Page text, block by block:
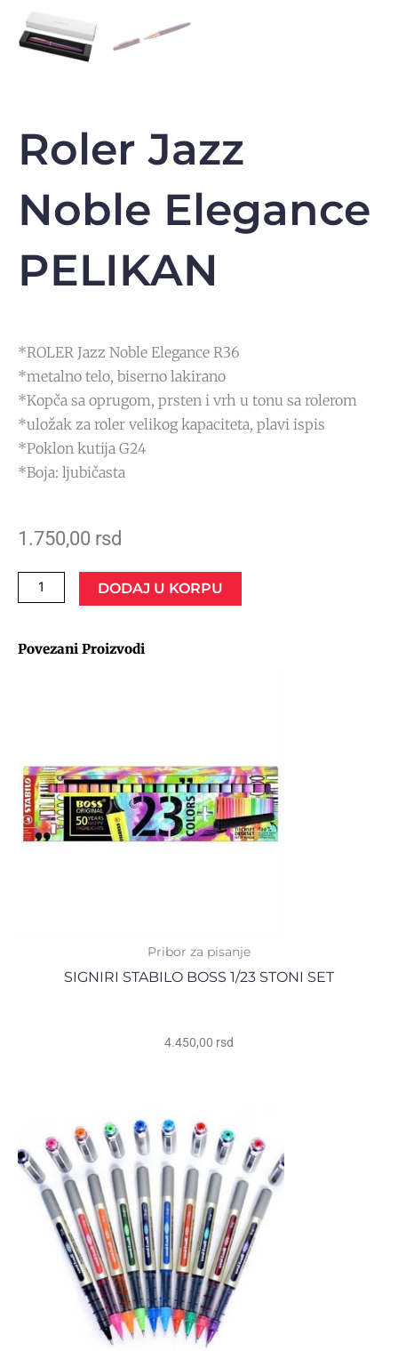
Roler Jazz
Noble Elegance
PELIKAN
*ROLER Jazz Noble Elegance R36
*metalno telo, biserno lakirano
*Kopča sa oprugom, prsten i vrh u tonu sa rolerom
*uložak za roler velikog kapaciteta, plavi ispis
*Poklon kutija G24
*Boja: ljubičasta
1.750,00 rsd
Roler
Jazz
Elegance
DODAJ U KORPU
Povezani Proizvodi
Pribor za pisanje
SIGNIRI STABILO BOSS 1/23 STONI SET
4.450,00 rsd